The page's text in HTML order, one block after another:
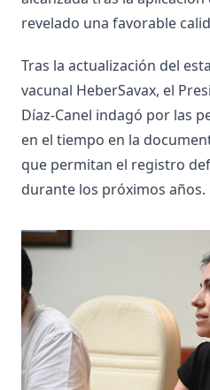
revelado una favorable
Tras la actualización del
vacunal HeberSavax, el
Díaz-Canel indagó por las
en el tiempo en la
que permitan el registro
durante los próximos años.